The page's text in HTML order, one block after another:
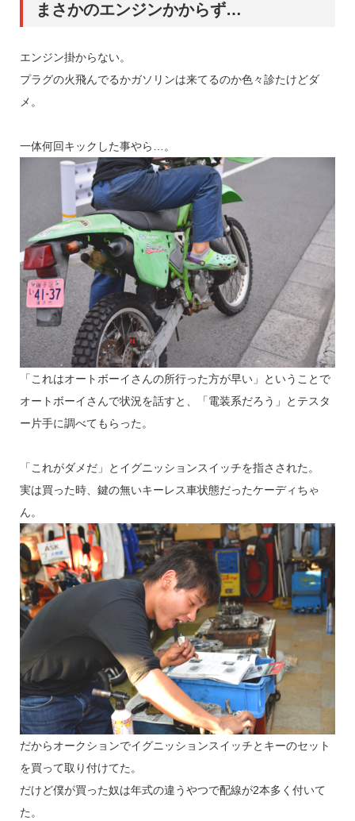
まさかのエンジンかからず…
エンジン掛からない。
プラグの火飛んでるかガソリンは来てるのか色々診たけどダ
メ。
一体何回キックした事やら…。
「これはオートボーイさんの所行った方が早い」ということで
オートボーイさんで状況を話すと、「電装系だろう」とテスタ
ー片手に調べてもらった。
「これがダメだ」とイグニッションスイッチを指さされた。
実は買った時、鍵の無いキーレス車状態だったケーディちゃ
ん。
だからオークションでイグニッションスイッチとキーのセット
を買って取り付けてた。
だけど僕が買った奴は年式の違うやつで配線が2本多く付いて
た。